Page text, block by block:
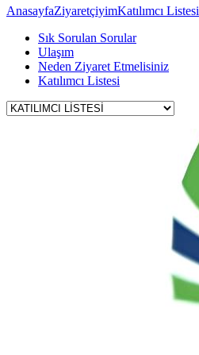
AnasayfaZiyaretçiyimKatılımcı Listesi
Sık Sorulan Sorular
Ulaşım
Neden Ziyaret Etmelisiniz
Katılımcı Listesi